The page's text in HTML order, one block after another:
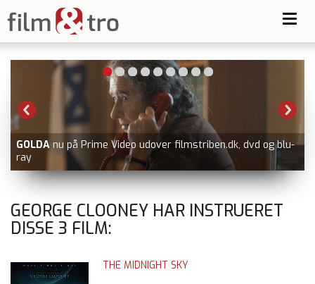
GOLDA nu på Prime Video udover filmstriben.dk, dvd og blu-
ray
GEORGE CLOONEY HAR INSTRUERET
DISSE 3 FILM:
THE MIDNIGHT SKY